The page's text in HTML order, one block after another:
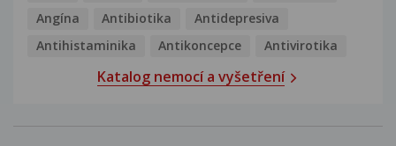
Angína
Antibiotika
Antidepresiva
Antihistaminika
Antikoncepce Antivirotika
Katalog nemocí a vyšetření